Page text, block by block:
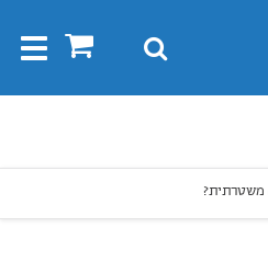
0 חיפוש
משטרתית?